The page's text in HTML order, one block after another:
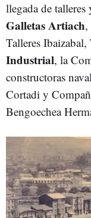
llegada de talleres
Galletas Artiach,
Talleres Ibaizabal,
Industrial, la
constructoras
Cortadi y
Bengoechea